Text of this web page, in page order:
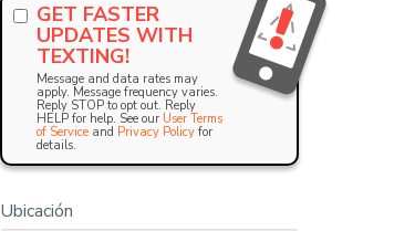
GET FASTER
UPDATES WITH
TEXTING!
Message and data rates may
apply. Message frequency varies.
Reply STOP to opt out. Reply
HELP for help. See our User Terms
of Service and Privacy Policy for
details.
Ubicación